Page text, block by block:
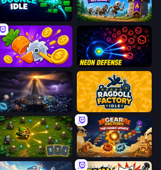
Brick Bounce Idle Mage Castle Idle Defense
Farm Ring Idle Neon Defense
The Last Lighthouse Ragdoll Factory Idle
Tiny Ranger Gear Factory